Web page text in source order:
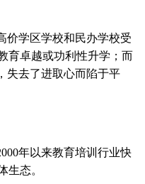
价学区学校和民办学校受
育卓越或功利性升学；而
失去了进取心而陷于平
年以来教育培训行业快
生态。